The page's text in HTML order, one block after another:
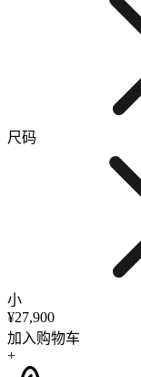
尺码
小
¥27,900
加入购物车
+